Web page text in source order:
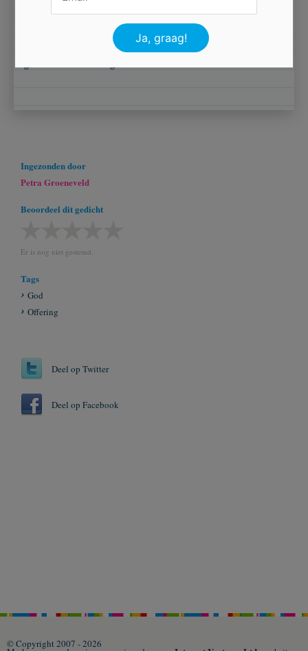
dat U nu voor mij pleit.
De Geest mij Heer geschonken
Ingezonden door
Petra Groeneveld
Beoordeel dit gedicht
Er is nog niet gestemd.
Tags
God
Offering
Deel op Twitter
Deel op Facebook
© Copyright 2007 - 2026